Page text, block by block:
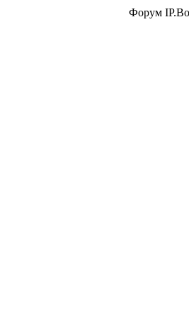
Форум